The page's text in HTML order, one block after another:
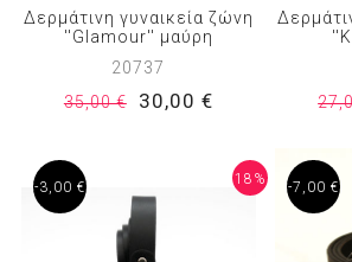
Δερμάτινη γυναικεία ζώνη
''Glamour'' μαύρη
20737
35,00 €
30,00 €
18%
-3,00 € -7,00 €